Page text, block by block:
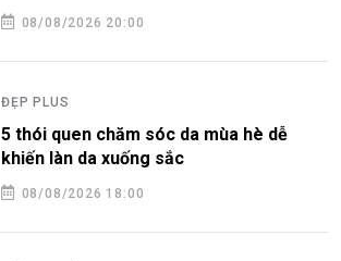
08/08/2026 20:00
ĐẸP PLUS
5 thói quen chăm sóc da mùa hè dễ
khiến làn da xuống sắc
08/08/2026 18:00